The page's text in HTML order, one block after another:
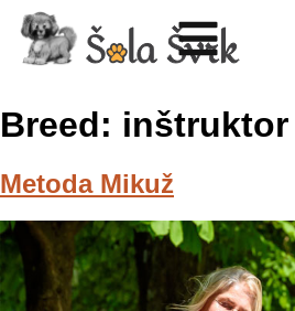
Breed: inštruktor
Metoda Mikuž